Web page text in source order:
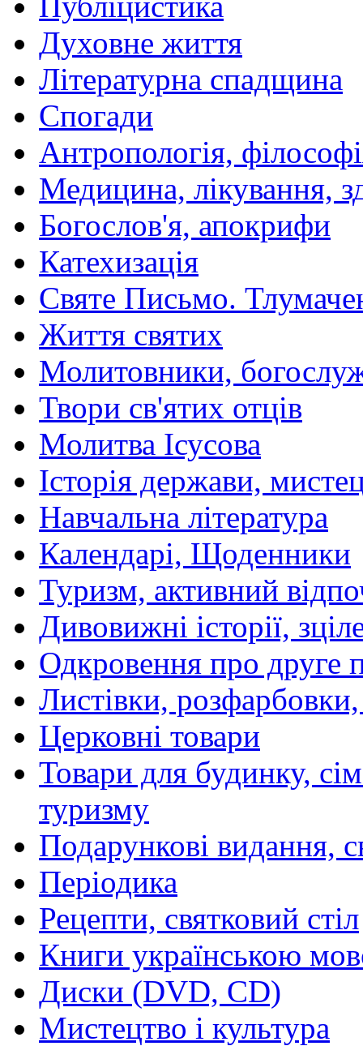
Духовне життя
Літературна спадщина
Спогади
Антропологія,
Медицина, лікування,
Богослов'я, апокрифи
Катехизація
Святе Письмо.
Життя святих
Молитовники,
Твори св'ятих отців
Молитва Ісусова
Історія держави,
Навчальна література
Календарі, Щоденники
Туризм, активний
Дивовижні історії,
Одкровення про друге
Листівки,
Церковні товари
Товари для будинку,
туризму
Подарункові видання,
Періодика
Рецепти, святковий стіл
Книги українською
Диски (DVD, CD)
Мистецтво і культура